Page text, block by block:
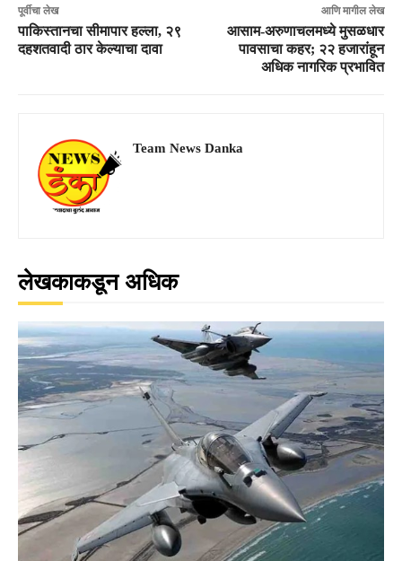
पूर्वीचा लेख
पाकिस्तानचा सीमापार हल्ला, २९
दहशतवादी ठार केल्याचा दावा
आणि मागील लेख
आसाम-अरुणाचलमध्ये मुसळधार
पावसाचा कहर; २२ हजारांहून
अधिक नागरिक प्रभावित
Team News Danka
लेखकाकडून अधिक